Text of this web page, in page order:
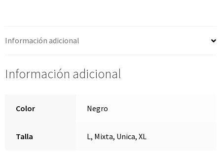
Información adicional
Información adicional
Color Negro
Talla L, Mixta, Unica, XL